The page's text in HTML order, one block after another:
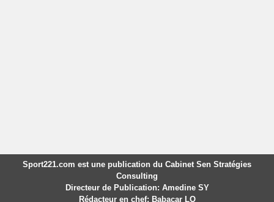
Sport221.com est une publication du Cabinet Sen Stratégies
Consulting
Directeur de Publication: Amedine SY
Rédacteur en chef: Babacar LO